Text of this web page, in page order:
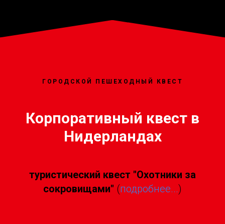
ГОРОДСКОЙ ПЕШЕХОДНЫЙ КВЕСТ
Корпоративный квест в
Нидерландах
туристический квест "Охотники за
сокровищами" (подробнее...)